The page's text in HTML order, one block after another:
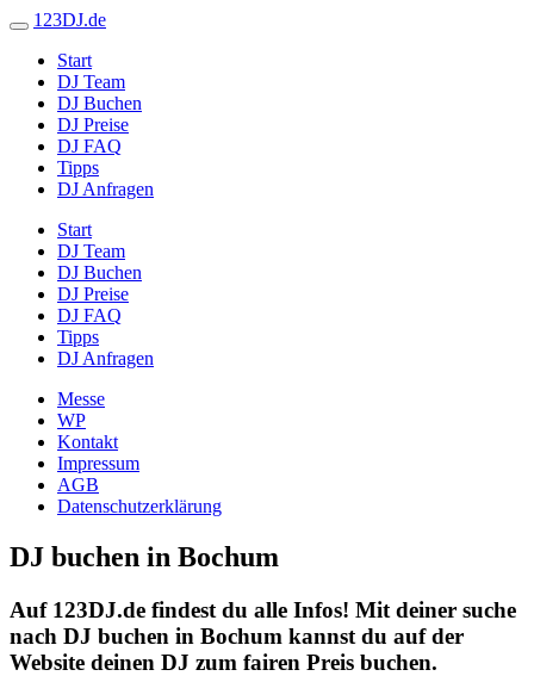
123DJ.de
Start
DJ Team
DJ Buchen
DJ Preise
DJ FAQ
Tipps
DJ Anfragen
Start
DJ Team
DJ Buchen
DJ Preise
DJ FAQ
Tipps
DJ Anfragen
Messe
WP
Kontakt
Impressum
AGB
Datenschutzerklärung
DJ buchen in Bochum
Auf 123DJ.de findest du alle Infos! Mit deiner suche
nach DJ buchen in Bochum kannst du auf der
Website deinen DJ zum fairen Preis buchen.